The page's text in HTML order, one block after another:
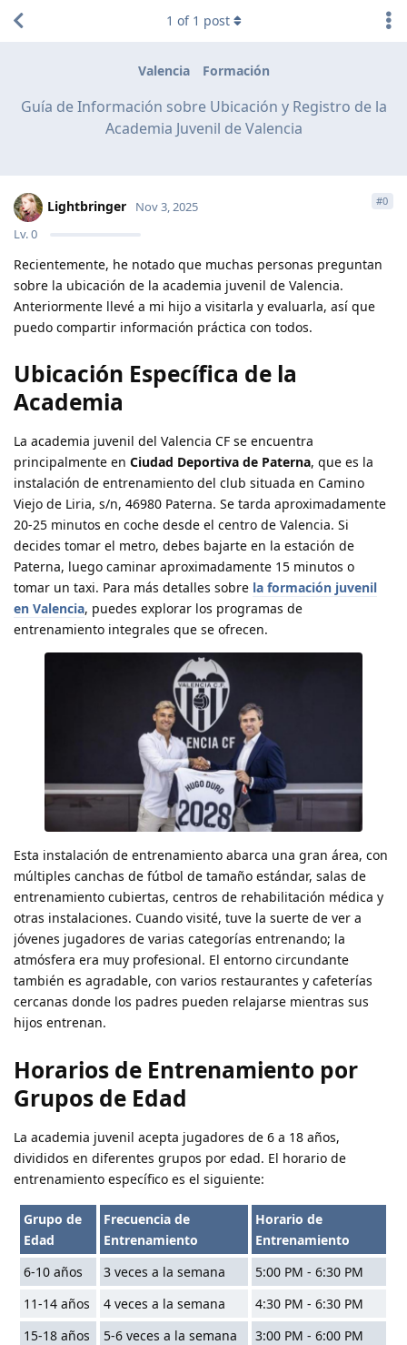
Valencia Formación
Guía de Información sobre Ubicación y Registro de la
Academia Juvenil de Valencia
1 of 1 post
Lightbringer
Lv.0
Nov 3, 2025 #0
Recientemente, he notado que muchas personas preguntan
sobre la ubicación de la academia juvenil de Valencia.
Anteriormente llevé a mi hijo a visitarla y evaluarla, así que
puedo compartir información práctica con todos.
Ubicación Específica de la
Academia
La academia juvenil del Valencia CF se encuentra
principalmente en Ciudad Deportiva de Paterna, que es la
instalación de entrenamiento del club situada en Camino
Viejo de Liria, s/n, 46980 Paterna. Se tarda aproximadamente
20-25 minutos en coche desde el centro de Valencia. Si
decides tomar el metro, debes bajarte en la estación de
Paterna, luego caminar aproximadamente 15 minutos o
tomar un taxi. Para más detalles sobre la formación juvenil
en Valencia, puedes explorar los programas de
entrenamiento integrales que se ofrecen.
Esta instalación de entrenamiento abarca una gran área, con
múltiples canchas de fútbol de tamaño estándar, salas de
entrenamiento cubiertas, centros de rehabilitación médica y
otras instalaciones. Cuando visité, tuve la suerte de ver a
jóvenes jugadores de varias categorías entrenando; la
atmósfera era muy profesional. El entorno circundante
también es agradable, con varios restaurantes y cafeterías
cercanas donde los padres pueden relajarse mientras sus
hijos entrenan.
Horarios de Entrenamiento por
Grupos de Edad
La academia juvenil acepta jugadores de 6 a 18 años,
divididos en diferentes grupos por edad. El horario de
entrenamiento específico es el siguiente:
Grupo de
Edad
Frecuencia de
Entrenamiento
Horario de
Entrenamiento
6-10 años
3 veces a la semana
5:00 PM - 6:30 PM
11-14 años
4 veces a la semana
4:30 PM - 6:30 PM
15-18 años
5-6 veces a la semana
3:00 PM - 6:00 PM